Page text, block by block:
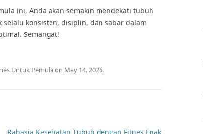
ini, Anda akan semakin mendekati tubuh
konsisten, disiplin, dan sabar dalam
Semangat!
Untuk Pemula on May 14, 2026.
Rahasia Kesehatan Tubuh dengan Fitnes Enak